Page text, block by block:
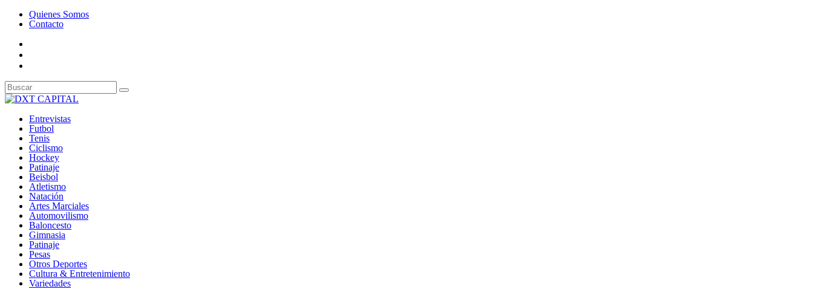
Quienes Somos
Contacto
Entrevistas
Futbol
Tenis
Ciclismo
Hockey
Patinaje
Beisbol
Atletismo
Natación
Artes Marciales
Automovilismo
Baloncesto
Gimnasia
Patinaje
Pesas
Otros Deportes
Cultura & Entretenimiento
Variedades